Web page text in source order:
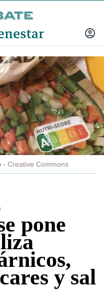
INICIAR
Creative Commons
pone
y sal